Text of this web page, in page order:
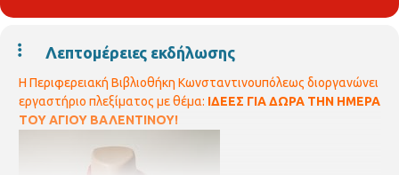
Λεπτομέρειες εκδήλωσης
Η Περιφερειακή Βιβλιοθήκη Κωνσταντινουπόλεως διοργανώνει
εργαστήριο πλεξίματος με θέμα: ΙΔΕΕΣ ΓΙΑ ΔΩΡΑ ΤΗΝ ΗΜΕΡΑ
ΤΟΥ ΑΓΙΟΥ ΒΑΛΕΝΤΙΝΟΥ!